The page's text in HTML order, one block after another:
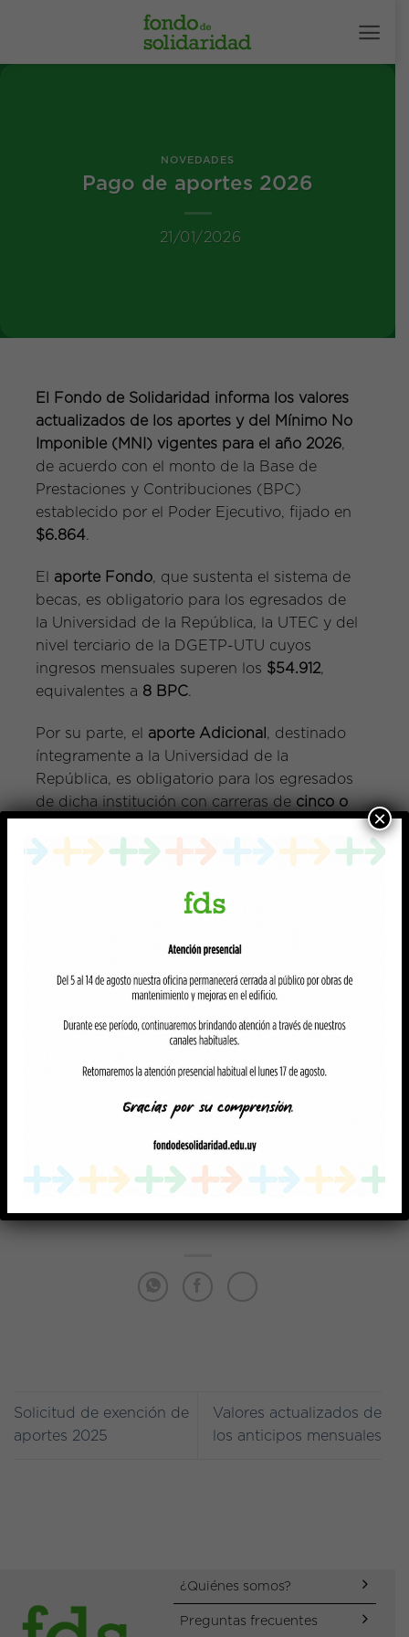
NOVEDADES
Pago de aportes 2026
21/01/2026
El Fondo de Solidaridad informa los valores
actualizados de los aportes y del Mínimo No
Imponible (MNI) vigentes para el año 2026,
de acuerdo con el monto de la Base de
Prestaciones y Contribuciones (BPC)
establecido por el Poder Ejecutivo, fijado en
$6.864.
El aporte Fondo, que sustenta el sistema de
becas, es obligatorio para los egresados de
la Universidad de la República, la UTEC y del
nivel terciario de la DGETP-UTU cuyos
ingresos mensuales superen los $54.912,
equivalentes a 8 BPC.
Por su parte, el aporte Adicional , destinado
íntegramente a la Universidad de la
República, es obligatorio para los egresados
de dicha institución con carreras de cinco o
vigente a enero de 2002) cuyos ingresos
mensuales superen los $41.184
, equivalentes
Este aporte acumuló una reducción total del
20.075 , sin que estén previstas nuevas
reducciones para el año 2026.
Asimismo, se recuerda que en
comenzaron a realizar aportes quienes
bien el Fondo de Solidaridad envía
comunicaciones recordatorias, es importante
mantener los datos de contacto actualizados
a través del formulario disponible en
Solicitud de exención de
aportes 2025
Valores actualizados de
los anticipos mensuales
¿Quiénes somos?
Preguntas frecuentes
×